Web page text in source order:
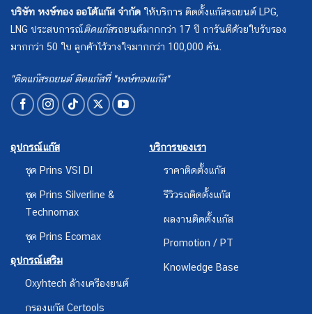
บริษัท หงษ์ทอง ออโต้แก๊ส จำกัด ให้บริการ ติดตั้งแก๊สรถยนต์ LPG,
LNG ประสบการณ์ติดแก๊สรถยนต์มากกว่า 17 ปี การันตีด้วยใบรับรอง
มากกว่า 50 ใบ ลูกค้าไว้วางใจมากกว่า 100,000 คัน.
"ติดแก๊สรถยนต์ ติดแก๊สที่ "หงษ์ทองแก๊ส"
อุปกรณ์แก๊ส
ชุด Prins VSI DI
ชุด Prins Silverline &
Technomax
ชุด Prins Ecomax
อุปกรณ์เสริม
Oxyhtech ล้างเครืองยนต์
กรองแก๊ส Certools
บริการของเรา
ราคาติดตั้งแก๊ส
รีวิวรถติดตั้งแก๊ส
ผลงานติดตั้งแก๊ส
Promotion / PT
Knowledge Base